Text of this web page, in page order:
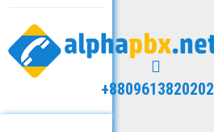
+8809613820202